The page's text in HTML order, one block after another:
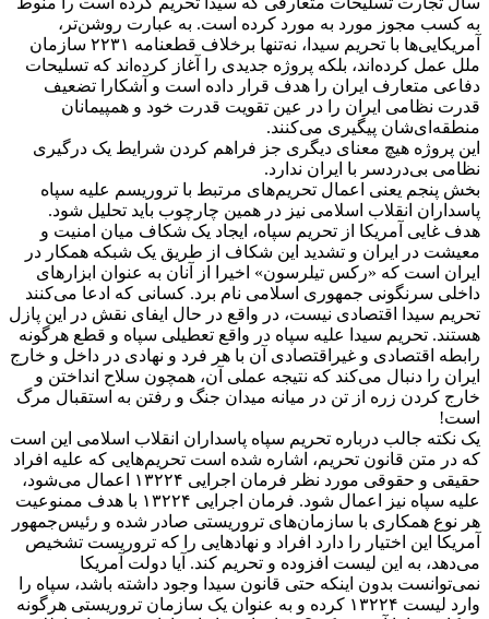
به کسب مجوز مورد به مورد کرده است. به عبارت روشن‌تر،
آمریکایی‌ها با تحریم سیدا، نه‌تنها برخلاف قطعنامه ۲۲۳۱ سازمان
ملل عمل کرده‌اند، بلکه پروژه جدیدی را آغاز کرده‌اند که تسلیحات
دفاعی متعارف ایران را هدف قرار داده است و آشکارا تضعیف
قدرت نظامی ایران را در عین تقویت قدرت خود و همپیمانان
منطقه‌ای‌شان پیگیری می‌کنند.
این پروژه هیچ معنای دیگری جز فراهم کردن شرایط یک درگیری
نظامی بی‌دردسر با ایران ندارد.
بخش پنجم یعنی اعمال تحریم‌های مرتبط با تروریسم علیه سپاه
پاسداران انقلاب اسلامی نیز در همین چارچوب باید تحلیل شود.
هدف غایی آمریکا از تحریم سپاه، ایجاد یک شکاف میان امنیت و
معیشت در ایران و تشدید این شکاف از طریق یک شبکه همکار در
ایران است که «رکس تیلرسون» اخیرا از آنان به عنوان ابزارهای
داخلی سرنگونی جمهوری اسلامی نام برد. کسانی که ادعا می‌کنند
تحریم سیدا اقتصادی نیست، در واقع در حال ایفای نقش در این پازل
هستند. تحریم سیدا علیه سپاه در واقع تعطیلی سپاه و قطع هرگونه
رابطه اقتصادی و غیراقتصادی آن با هر فرد و نهادی در داخل و خارج
ایران را دنبال می‌کند که نتیجه عملی آن، همچون سلاح انداختن و
خارج کردن زره از تن در میانه میدان جنگ و رفتن به استقبال مرگ
است!
یک نکته جالب درباره تحریم سپاه پاسداران انقلاب اسلامی این است
که در متن قانون تحریم، اشاره شده است تحریم‌هایی که علیه افراد
حقیقی و حقوقی مورد نظر فرمان اجرایی ۱۳۲۲۴ اعمال می‌شود،
علیه سپاه نیز اعمال شود. فرمان اجرایی ۱۳۲۲۴ با هدف ممنوعیت
هر نوع همکاری با سازمان‌های تروریستی صادر شده و رئیس‌جمهور
آمریکا این اختیار را دارد افراد و نهادهایی را که تروریست تشخیص
می‌دهد، ‌به این لیست افزوده و تحریم کند. آیا دولت آمریکا
نمی‌توانست بدون اینکه حتی قانون سیدا وجود داشته باشد، سپاه را
وارد لیست ۱۳۲۲۴ کرده و به عنوان یک سازمان تروریستی هرگونه